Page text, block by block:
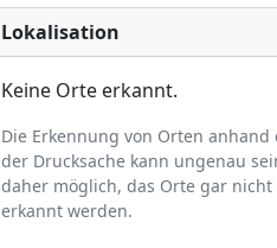
Lokalisation
Keine Orte erkannt.
Die Erkennung von Orten anhand
der Drucksache kann ungenau
daher möglich, das Orte gar nicht
erkannt werden.